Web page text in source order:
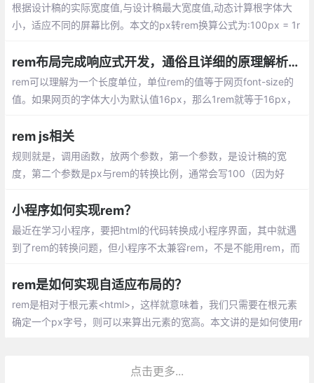
根据设计稿的实际宽度值,与设计稿最大宽度值,动态计算根字体大
小，适应不同的屏幕比例。本文的px转rem换算公式为:100px = 1r
rem布局完成响应式开发，通俗且详细的原理解析和代码实现
rem可以理解为一个长度单位，单位rem的值等于网页font-size的
值。如果网页的字体大小为默认值16px，那么1rem就等于16px，
那么单位rem的大小也会改变
rem js相关
规则就是，调用函数，放两个参数，第一个参数，是设计稿的宽
度，第二个参数是px与rem的转换比例，通常会写100（因为好
且放在所有的css文件引入之前加载
小程序如何实现rem？
最近在学习小程序，要把html的代码转换成小程序界面，其中就遇
到了rem的转换问题，但小程序不太兼容rem，不是不能用rem，而
size
rem是如何实现自适应布局的？
rem是相对于根元素<html>，这样就意味着，我们只需要在根元素
确定一个px字号，则可以来算出元素的宽高。本文讲的是如何使用r
点击更多...